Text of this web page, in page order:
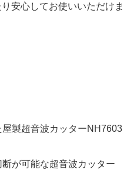
安心してお使いいただけま
製超音波カッターNH7603
が可能な超音波カッター